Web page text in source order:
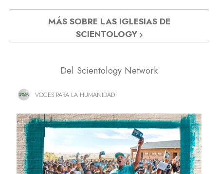
MÁS SOBRE LAS IGLESIAS DE
SCIENTOLOGY
Del Scientology Network
VOCES PARA LA HUMANIDAD